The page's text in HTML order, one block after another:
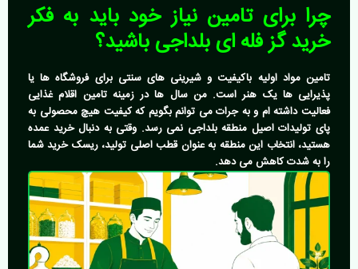
چرا برای تامین نیاز خود باید به فکر
خرید گز فله ای بلداجیباشید؟
تامین مواد اولیه باکیفیت و شیرینی های سنتی برای فروشگاه ها یا
پذیرایی ها یک هنر است. من سال ها در زمینه تامین اقلام غذایی
فعالیت داشته ام و به جرات می توانم بگویم که کیفیت هیچ محصولی به
پای تولیدات اصیل منطقه بلداجی نمی رسد. وقتی به دنبال خرید عمده
هستید، انتخاب این منطقه به عنوان قطب اصلی تولید، ریسک خرید شما
را به شدت کاهش می دهد.